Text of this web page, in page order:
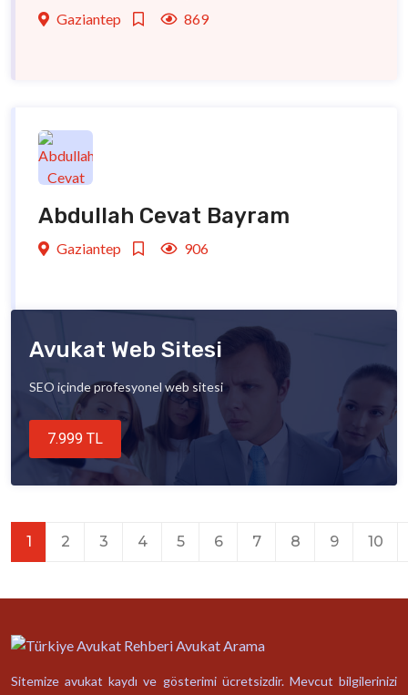
Gaziantep 869
Abdullah Cevat Bayram
Gaziantep 906
Avukat Web Sitesi
SEO içinde profesyonel web sitesi
7.999 TL
1 2 3 4 5 6 7 8 9 10
Sitemize avukat kaydı ve gösterimi ücretsizdir. Mevcut bilgilerinizi